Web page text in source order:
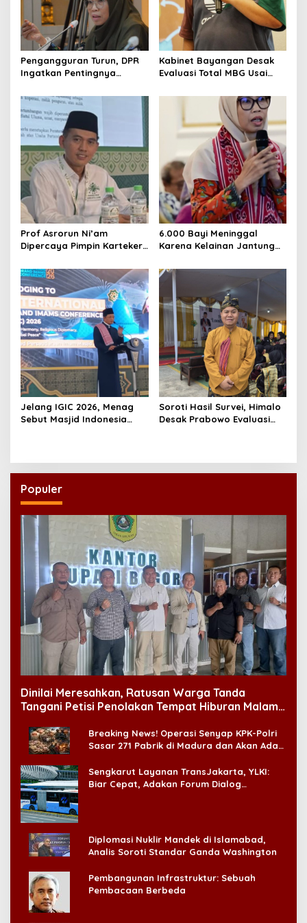
Pengangguran Turun, DPR
Ingatkan Pentingnya
yang Layak
Kabinet Bayangan Desak
Evaluasi Total MBG Usai
Massal
Prof Asrorun Ni’am
Dipercaya Pimpin Karteker
Regenerasi Kepemimpinan
NU
6.000 Bayi Meninggal
Karena Kelainan Jantung
Pemerataan Operasi
Jantung Anak
Jelang IGIC 2026, Menag
Sebut Masjid Indonesia
Soroti Hasil Survei, Himalo
Desak Prabowo Evaluasi
Populer
Dinilai Meresahkan, Ratusan Warga Tanda
Tangani Petisi Penolakan Tempat Hiburan Malam
Breaking News! Operasi Senyap KPK-Polri
Sasar 271 Pabrik di Madura dan Akan Ada
Sengkarut Layanan TransJakarta, YLKI:
Biar Cepat, Adakan Forum Dialog
Diplomasi Nuklir Mandek di Islamabad,
Analis Soroti Standar Ganda Washington
Pembangunan Infrastruktur: Sebuah
Pembacaan Berbeda